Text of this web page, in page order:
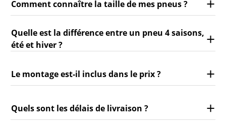
Comment connaître la taille de mes pneus ?
Quelle est la différence entre un pneu 4 saisons,
été et hiver ?
Le montage est-il inclus dans le prix ?
Quels sont les délais de livraison ?